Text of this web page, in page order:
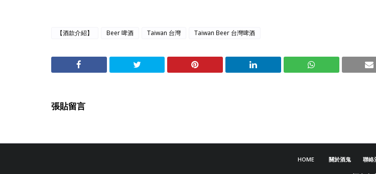
【酒款介紹】 Beer 啤酒 Taiwan 台灣 Taiwan Beer 台灣啤酒
張貼留言
HOME 關於酒鬼 聯絡